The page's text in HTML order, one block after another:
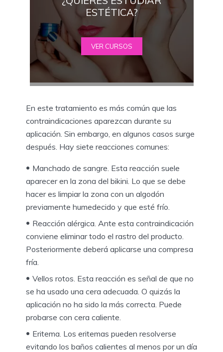
ESTÉTICA?
VER CURSOS
En este tratamiento es más común que las
contraindicaciones aparezcan durante su
aplicación. Sin embargo, en algunos casos surge
después. Hay siete reacciones comunes:
Manchado de sangre. Esta reacción suele
aparecer en la zona del bikini. Lo que se debe
hacer es limpiar la zona con un algodón
previamente humedecido y que esté frío.
Reacción alérgica. Ante esta contraindicación
conviene eliminar todo el rastro del producto.
Posteriormente deberá aplicarse una compresa
fría.
Vellos rotos. Esta reacción es señal de que no
se ha usado una cera adecuada. O quizás la
aplicación no ha sido la más correcta. Puede
probarse con cera caliente.
Eritema. Los eritemas pueden resolverse
evitando los baños calientes al menos por un día